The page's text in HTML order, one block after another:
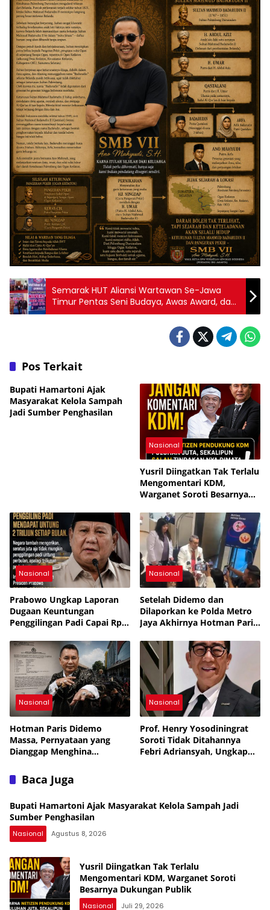
Semarak HUT Aliansi Wartawan Se-Jawa
Timur Pentas Seni Budaya, Awas Award, dan
Santunan 60 Yatim Piatu dan Dhuafa
Pos Terkait
Bupati Hamartoni Ajak
Masyarakat Kelola Sampah
Jadi Sumber Penghasilan
Nasional
Yusril Diingatkan Tak Terlalu
Mengomentari KDM,
Warganet Soroti Besarnya
Nasional
Prabowo Ungkap Laporan
Dugaan Keuntungan
Penggilingan Padi Capai Rp2
Pemerintah Siapkan
Penertiban
Nasional
Setelah Didemo dan
Dilaporkan ke Polda Metro
Jaya Akhirnya Hotman Paris
Singapura
Nasional
Hotman Paris Didemo
Massa, Pernyataan yang
Dianggap Menghina
ke Polda Metro Jaya
Nasional
Prof. Henry Yosodiningrat
Soroti Tidak Ditahannya
Febri Adriansyah, Ungkap
Baca Juga
Bupati Hamartoni Ajak Masyarakat Kelola Sampah Jadi
Sumber Penghasilan
Nasional Agustus 8, 2026
Yusril Diingatkan Tak Terlalu
Mengomentari KDM, Warganet Soroti
Besarnya Dukungan Publik
Nasional Juli 29, 2026